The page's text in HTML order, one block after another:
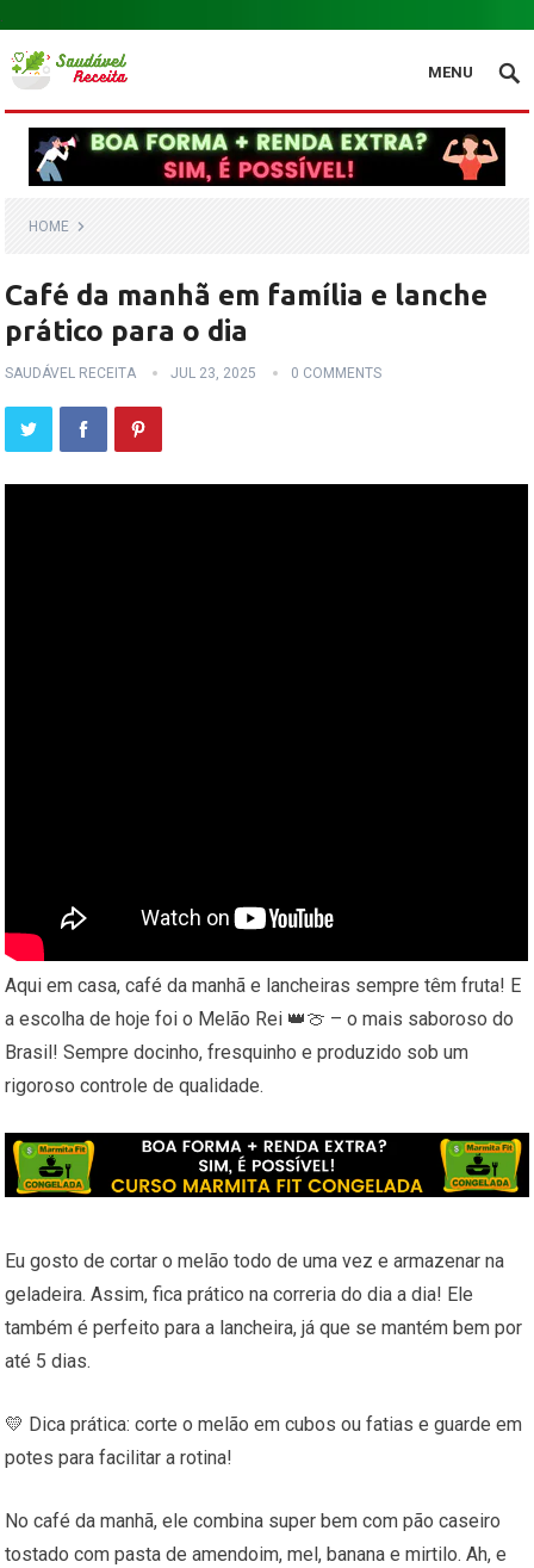
.
MENU
HOME
Café da manhã em família e lanche
prático para o dia
SAUDÁVEL RECEITA JUL 23, 2025 0 COMMENTS
Aqui em casa, café da manhã e lancheiras sempre têm fruta! E
a escolha de hoje foi o Melão Rei 👑🍈 – o mais saboroso do
Brasil! Sempre docinho, fresquinho e produzido sob um
rigoroso controle de qualidade.
Eu gosto de cortar o melão todo de uma vez e armazenar na
geladeira. Assim, fica prático na correria do dia a dia! Ele
também é perfeito para a lancheira, já que se mantém bem por
até 5 dias.
💛 Dica prática: corte o melão em cubos ou fatias e guarde em
potes para facilitar a rotina!
No café da manhã, ele combina super bem com pão caseiro
tostado com pasta de amendoim, mel, banana e mirtilo. Ah, e